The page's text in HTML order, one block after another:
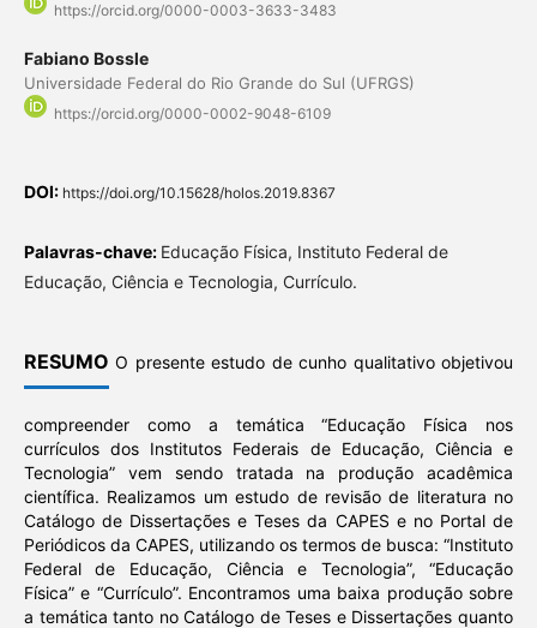
https://orcid.org/0000-0003-3633-3483
Fabiano Bossle
Universidade Federal do Rio Grande do Sul (UFRGS)
https://orcid.org/0000-0002-9048-6109
DOI: https://doi.org/10.15628/holos.2019.8367
Palavras-chave: Educação Física, Instituto Federal de
Educação, Ciência e Tecnologia, Currículo.
RESUMO O presente estudo de cunho qualitativo objetivou
compreender como a temática “Educação Física nos
currículos dos Institutos Federais de Educação, Ciência e
Tecnologia” vem sendo tratada na produção acadêmica
científica. Realizamos um estudo de revisão de literatura no
Catálogo de Dissertações e Teses da CAPES e no Portal de
Periódicos da CAPES, utilizando os termos de busca: “Instituto
Federal de Educação, Ciência e Tecnologia”, “Educação
Física” e “Currículo”. Encontramos uma baixa produção sobre
a temática tanto no Catálogo de Teses e Dissertações quanto